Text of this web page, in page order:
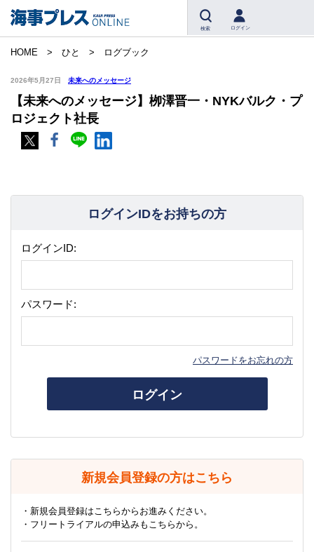
検索 ログイン
HOME ひと ログブック
2026年5月27日 未来へのメッセージ
【未来へのメッセージ】栁澤晋一・NYKバルク・プ
ロジェクト社長
ログインIDをお持ちの方
ログインID:
パスワード:
パスワードをお忘れの方
ログイン
新規会員登録の方はこちら
・新規会員登録はこちらからお進みください。
・フリートライアルの申込みもこちらから。